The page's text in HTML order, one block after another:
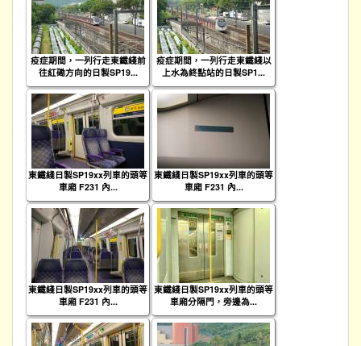
疫症期間，一列行走東鐵綫前
往紅磡方向的日製SP19...
疫症期間，一列行走東鐵綫以
上水為終點站的日製SP1...
東鐵綫日製SP19xx列車的頭等
車廂 F231 內...
東鐵綫日製SP19xx列車的頭等
車廂 F231 內...
東鐵綫日製SP19xx列車的頭等
車廂 F231 內...
東鐵綫日製SP19xx列車的頭等
車廂分隔門，旁邊為...